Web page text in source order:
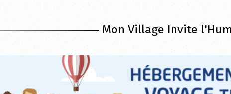
Mon Village Invite